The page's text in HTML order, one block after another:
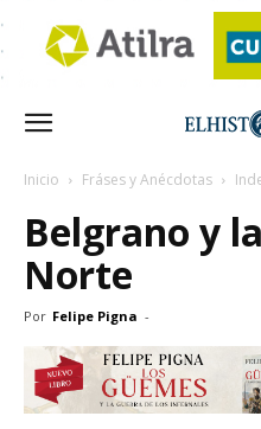
Inicio Fráses y Anécdotas
Belgrano y
Norte
Por Felipe Pigna -